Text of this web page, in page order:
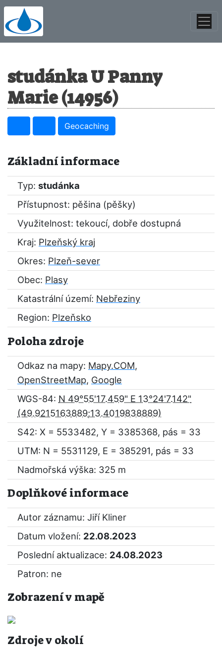
studánka U Panny
Marie (14956)
Geocaching
Základní informace
Typ: studánka
Přístupnost: pěšina (pěšky)
Využitelnost: tekoucí, dobře dostupná
Kraj: Plzeňský kraj
Okres: Plzeň-sever
Obec: Plasy
Katastrální území: Nebřeziny
Region: Plzeňsko
Poloha zdroje
Odkaz na mapy: Mapy.COM,
OpenStreetMap, Google
WGS-84: N 49°55'17.459" E 13°24'7.142"
S42: X = 5533482, Y = 3385368, pás = 33
UTM: N = 5531129, E = 385291, pás = 33
Nadmořská výška: 325 m
Doplňkové informace
Autor záznamu: Jiří Kliner
Datum vložení: 22.08.2023
Poslední aktualizace: 24.08.2023
Patron: ne
Zobrazení v mapě
Zdroje v okolí